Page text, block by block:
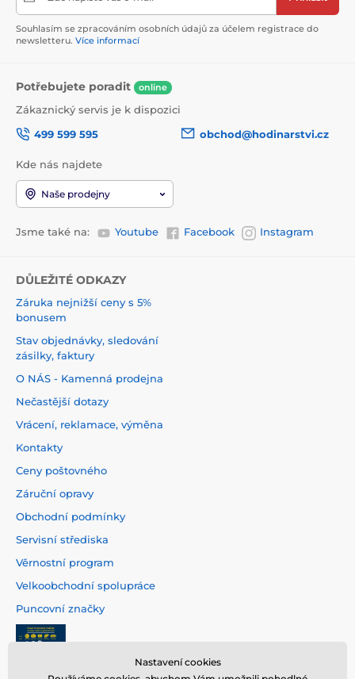
Souhlasím se zpracováním osobních údajů za účelem registrace do
newsletteru. Více informací
Potřebujete poradit online
Zákaznický servis je k dispozici
499 599 595
obchod@hodinarstvi.cz
Kde nás najdete
Naše prodejny
Jsme také na: Youtube Facebook Instagram
DŮLEŽITÉ ODKAZY
Záruka nejnižší ceny s 5%
bonusem
Stav objednávky, sledování
zásilky, faktury
O NÁS - Kamenná prodejna
Nečastější dotazy
Vrácení, reklamace, výměna
Kontakty
Ceny poštovného
Záruční opravy
Obchodní podmínky
Servisní střediska
Věrnostní program
Velkoobchodní spolupráce
Puncovní značky
Nastavení cookies